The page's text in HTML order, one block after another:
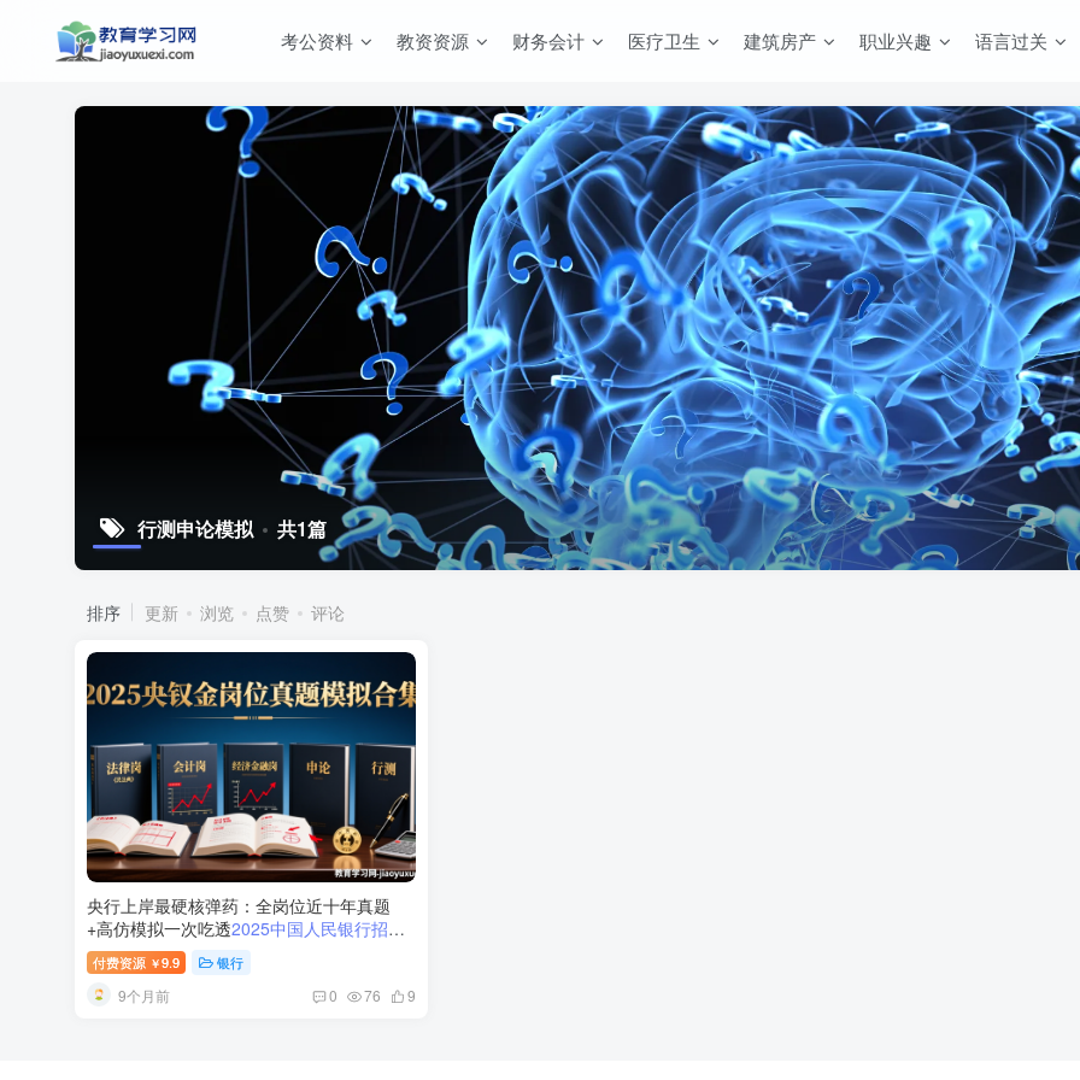
考公资料 教资资源 财务会计 医疗卫生 建筑房产 职业兴趣 语言过关
行测申论模拟 共1篇
排序 更新 浏览 点赞 评论
央行上岸最硬核弹药：全岗位近十年真题
+高仿模拟一次吃透2025中国人民银行招聘
全岗位真题模拟卷解析
付费资源 ￥9.9 银行
9个月前 0 76 9